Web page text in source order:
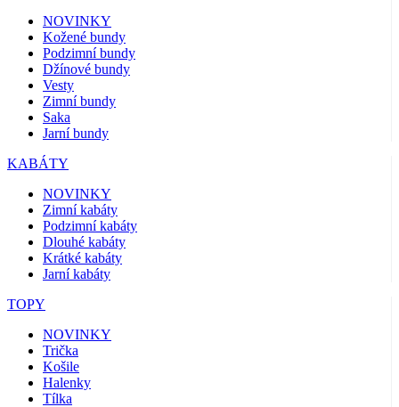
NOVINKY
Kožené bundy
Podzimní bundy
Džínové bundy
Vesty
Zimní bundy
Saka
Jarní bundy
KABÁTY
NOVINKY
Zimní kabáty
Podzimní kabáty
Dlouhé kabáty
Krátké kabáty
Jarní kabáty
TOPY
NOVINKY
Trička
Košile
Halenky
Tílka